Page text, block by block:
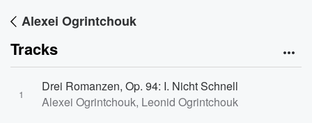
Alexei Ogrintchouk
Tracks
1
Drei Romanzen, Op. 94: I. Nicht Schnell
Alexei Ogrintchouk, Leonid Ogrintchouk